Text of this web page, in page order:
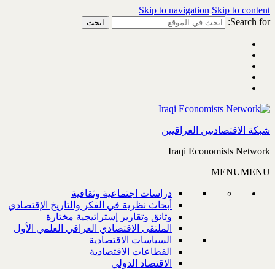
Skip to navigation Skip to content
Search for:
شبكة الاقتصاديين العراقيين
Iraqi Economists Network
MENUMENU
دراسات اجتماعية وثقافية
أبحاث نظرية في الفكر والتاريخ الإقتصادي
وثائق وتقارير إستراتيجية مختارة
الملتقى الاقتصادي العراقي العلمي الأول
السياسات الاقتصادية
القطاعات الاقتصادية
الاقتصاد الدولي